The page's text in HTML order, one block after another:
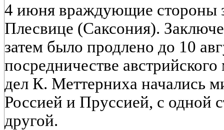
4 июня враждующие стороны
Плесвице (Саксония).
затем было продлено до 10
посредничестве
дел К. Меттерниха начались
Россией и Пруссией, с одной
другой.